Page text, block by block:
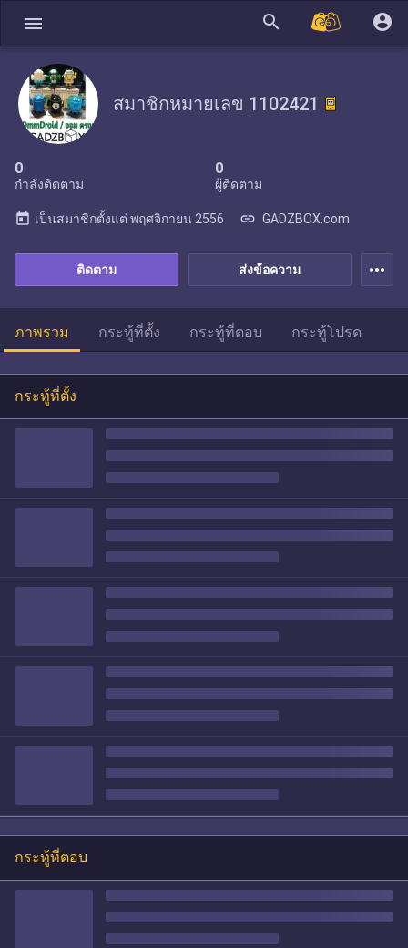
menu search account_circle
สมาชิกหมายเลข 1102421
0
กำลังติดตาม
0
ผู้ติดตาม
ส่งข้อความ
ติดตาม
today เป็นสมาชิกตั้งแต่ พฤศจิกายน 2556 link GADZBOX.com
more_horiz
ภาพรวม กระทู้ที่ตั้ง กระทู้ที่ตอบ กระทู้โปรด
กระทู้ที่ตั้ง
กระทู้ที่ตอบ